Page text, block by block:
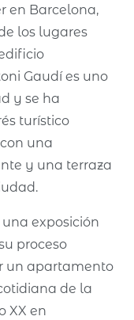
en Barcelona,
los lugares
Gaudí es uno
y se ha
turístico
una
y una terraza
exposición
proceso
un apartamento
de la
XX en